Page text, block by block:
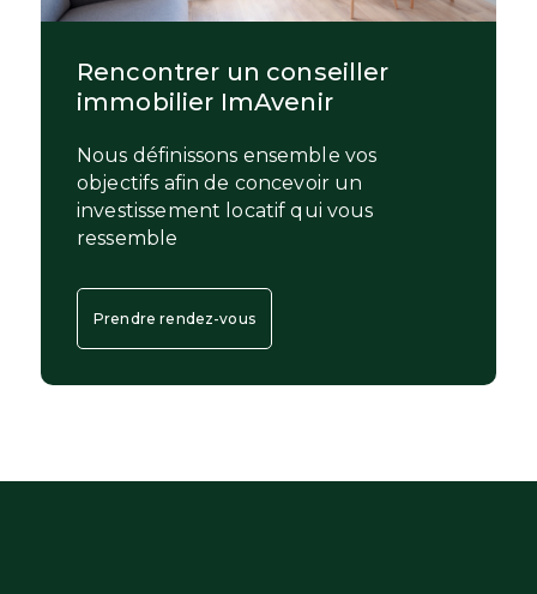
Rencontrer un conseiller
immobilier ImAvenir
Nous définissons ensemble vos
objectifs afin de concevoir un
investissement locatif qui vous
ressemble
Prendre rendez-vous